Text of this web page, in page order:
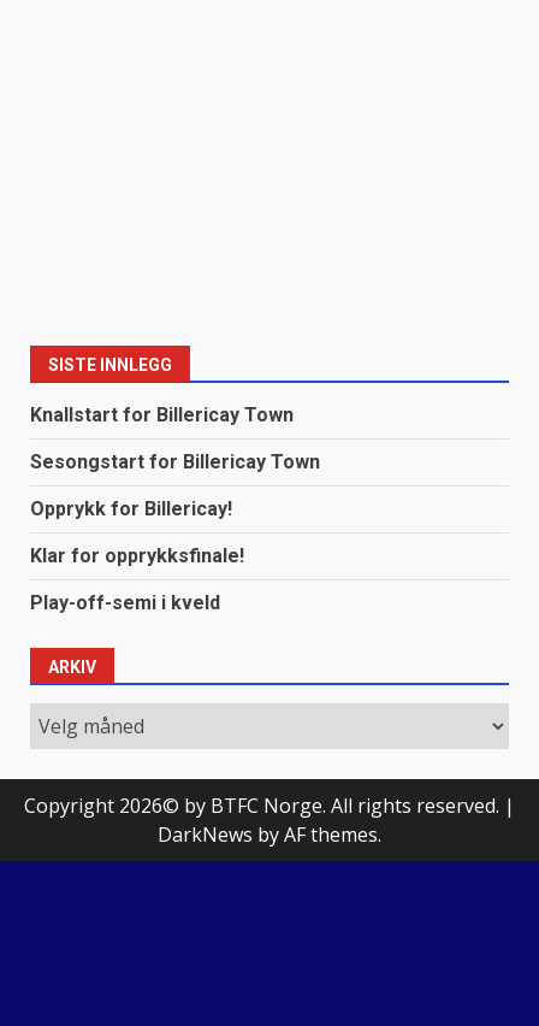
SISTE INNLEGG
Knallstart for Billericay Town
Sesongstart for Billericay Town
Opprykk for Billericay!
Klar for opprykksfinale!
Play-off-semi i kveld
ARKIV
Arkiv
Copyright 2026© by BTFC Norge. All rights reserved. |
DarkNews by AF themes.